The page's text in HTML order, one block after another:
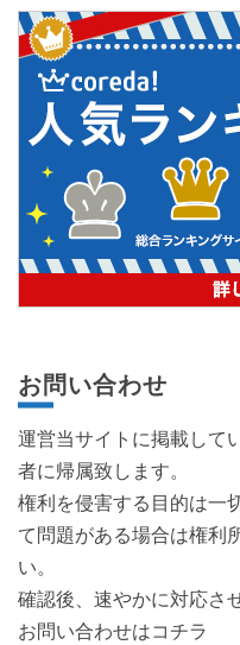
お問い合わせ
運営当サイトに掲載して
者に帰属致します。
権利を侵害する目的は一
て問題がある場合は権利
い。
確認後、速やかに対応さ
お問い合わせはコチラ